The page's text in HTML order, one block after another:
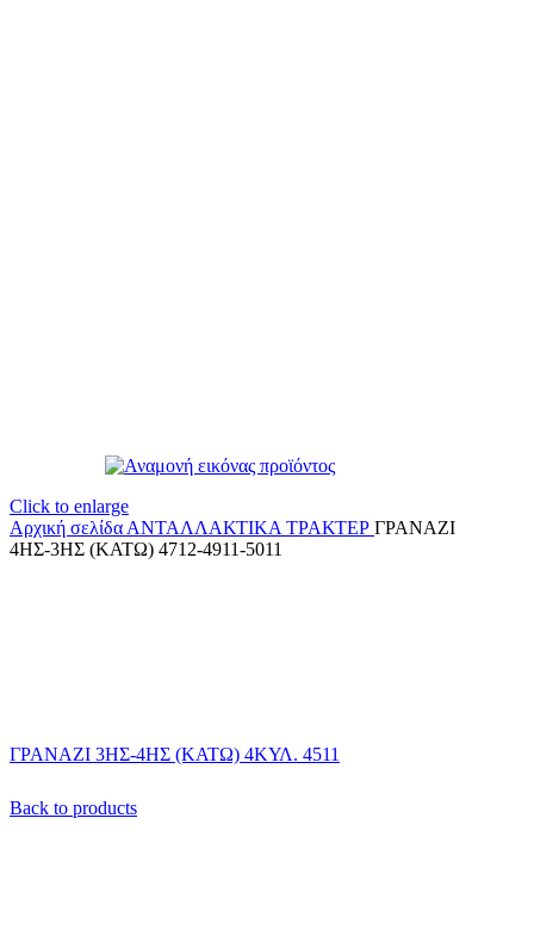
Click to enlarge
Αρχική σελίδα ΑΝΤΑΛΛΑΚΤΙΚΑ ΤΡΑΚΤΕΡ ΓΡΑΝΑΖΙ
4ΗΣ-3ΗΣ (ΚΑΤΩ) 4712-4911-5011
ΓΡΑΝΑΖΙ 3ΗΣ-4ΗΣ (ΚΑΤΩ) 4ΚΥΛ. 4511
Back to products